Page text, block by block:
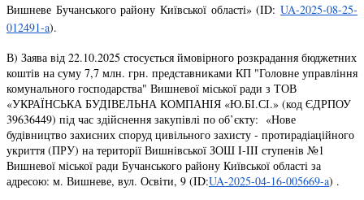
Вишневе Бучанського району Київської області» (ID: UA-2025-08-25-
012491-a).
В) Заява від 22.10.2025 стосується ймовірного розкрадання бюджетних
коштів на суму 7,7 млн. грн. представниками КП "Головне управління
комунального господарства" Вишневої міської ради з ТОВ
«УКРАЇНСЬКА БУДІВЕЛЬНА КОМПАНІЯ «Ю.БІ.СІ.» (код ЄДРПОУ
39636449) під час здійснення закупівлі по об’єкту: «Нове
будівництво захисних споруд цивільного захисту - протирадіаційного
укриття (ПРУ) на території Вишнівської ЗОШ I-III ступенів №1
Вишневої міської ради Бучанського району Київської області за
адресою: м. Вишневе, вул. Освіти, 9 (ID:UA-2025-04-16-005669-a) .